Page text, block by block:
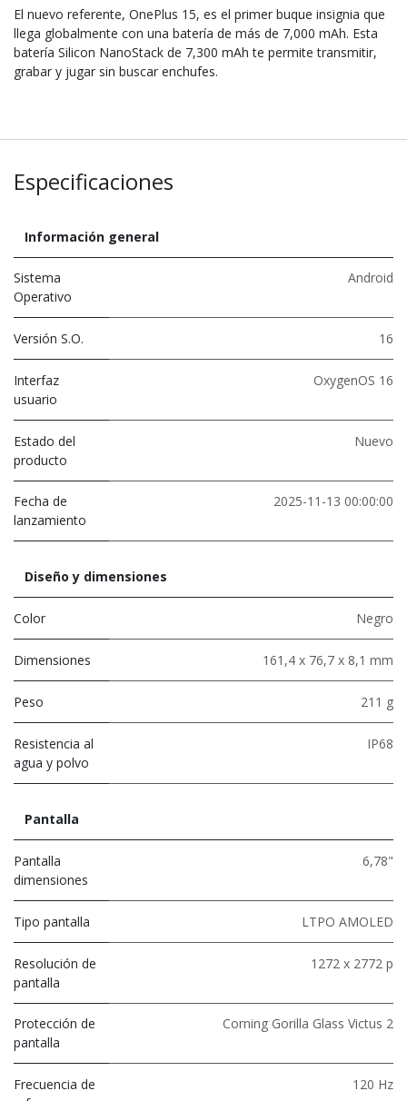
El nuevo referente, OnePlus 15, es el primer buque insignia que
llega globalmente con una batería de más de 7,000 mAh. Esta
batería Silicon NanoStack de 7,300 mAh te permite transmitir,
grabar y jugar sin buscar enchufes.
Especificaciones
Información general
Sistema
Operativo
Android
Versión S.O. 16
Interfaz
usuario
OxygenOS 16
Estado del
producto
Nuevo
Fecha de
lanzamiento
2025-11-13 00:00:00
Diseño y dimensiones
Color Negro
Dimensiones 161,4 x 76,7 x 8,1 mm
Peso 211 g
Resistencia al
agua y polvo
IP68
Pantalla
Pantalla
dimensiones
6,78"
Tipo pantalla LTPO AMOLED
Resolución de
pantalla
1272 x 2772 p
Protección de
pantalla
Corning Gorilla Glass Victus 2
Frecuencia de
120 Hz